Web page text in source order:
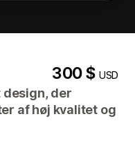
300 $USD
design, der
af høj kvalitet og